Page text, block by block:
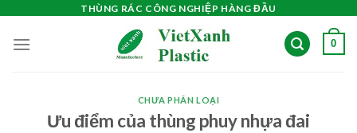
content
THÙNG RÁC CÔNG NGHIỆP HÀNG ĐẦU
0
CHƯA PHÂN LOẠI
Ưu điểm của thùng phuy nhựa đai